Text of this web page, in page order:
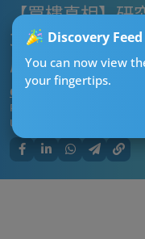
Discovery
You can now view
your fingertips.
【買樓真相】研
340萬家庭數據
原來係「父母銀
CT熱話管理員
Published:
Updated: